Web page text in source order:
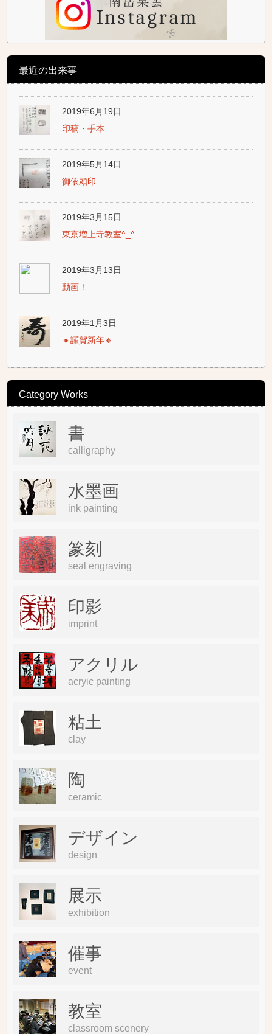
最近の出来事
2019年6月19日
印稿・手本
2019年5月14日
御依頼印
2019年3月15日
東京増上寺教室^_^
2019年3月13日
動画！
2019年1月3日
🔸謹賀新年🔸
Category Works
書
calligraphy
水墨画
ink painting
篆刻
seal engraving
印影
imprint
アクリル
acryic painting
粘土
clay
陶
ceramic
デザイン
design
展示
exhibition
催事
event
教室
classroom scenery